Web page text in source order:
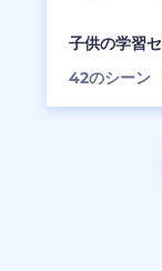
子供の学習
42のシーン